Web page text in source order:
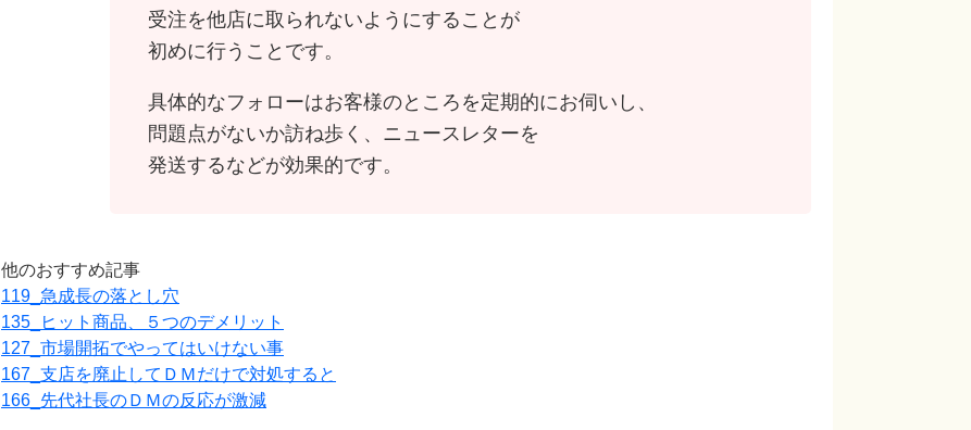
受注を他店に取られないようにすることが
初めに行うことです。
具体的なフォローはお客様のところを定期的にお伺いし、
問題点がないか訪ね歩く、ニュースレターを
発送するなどが効果的です。
他のおすすめ記事
119_急成長の落とし穴
135_ヒット商品、５つのデメリット
127_市場開拓でやってはいけない事
167_支店を廃止してＤＭだけで対処すると
166_先代社長のＤＭの反応が激減